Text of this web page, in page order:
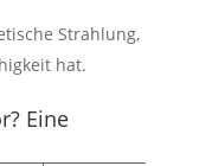
Strahlung,
hat.
Eine